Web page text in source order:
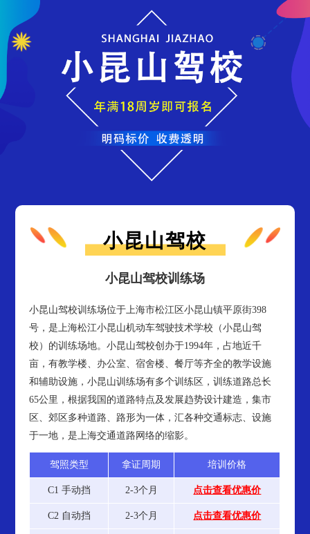
小昆山驾校
小昆山驾校训练场
小昆山驾校训练场位于上海市松江区小昆山镇平原街398
号，是上海松江小昆山机动车驾驶技术学校（小昆山驾
校）的训练场地。小昆山驾校创办于1994年，占地近千
亩，有教学楼、办公室、宿舍楼、餐厅等齐全的教学设施
和辅助设施，小昆山训练场有多个训练区，训练道路总长
65公里，根据我国的道路特点及发展趋势设计建造，集市
区、郊区多种道路、路形为一体，汇各种交通标志、设施
于一地，是上海交通道路网络的缩影。
驾照类型 拿证周期 培训价格
C1 手动挡 2-3个月 点击查看优惠价
C2 自动挡 2-3个月 点击查看优惠价